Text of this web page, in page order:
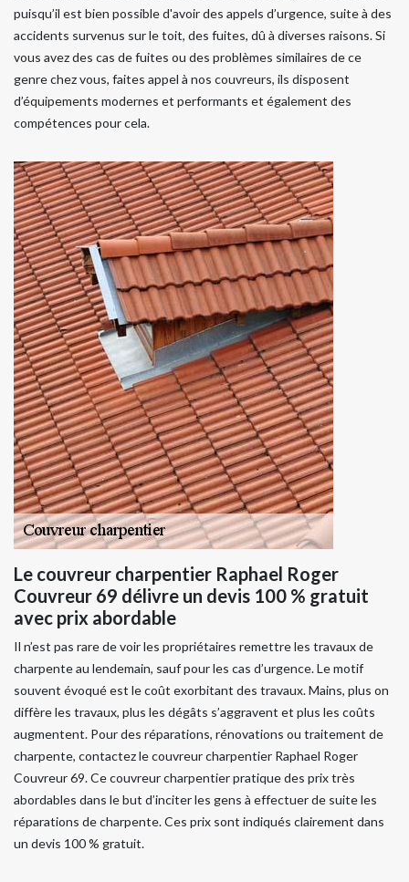
puisqu’il est bien possible d'avoir des appels d’urgence, suite à des
accidents survenus sur le toit, des fuites, dû à diverses raisons. Si
vous avez des cas de fuites ou des problèmes similaires de ce
genre chez vous, faites appel à nos couvreurs, ils disposent
d’équipements modernes et performants et également des
compétences pour cela.
Le couvreur charpentier Raphael Roger
Couvreur 69 délivre un devis 100 % gratuit
avec prix abordable
Il n’est pas rare de voir les propriétaires remettre les travaux de
charpente au lendemain, sauf pour les cas d’urgence. Le motif
souvent évoqué est le coût exorbitant des travaux. Mains, plus on
diffère les travaux, plus les dégâts s’aggravent et plus les coûts
augmentent. Pour des réparations, rénovations ou traitement de
charpente, contactez le couvreur charpentier Raphael Roger
Couvreur 69. Ce couvreur charpentier pratique des prix très
abordables dans le but d’inciter les gens à effectuer de suite les
réparations de charpente. Ces prix sont indiqués clairement dans
un devis 100 % gratuit.